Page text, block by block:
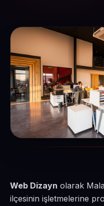
Web Dizayn olarak
ilçesinin işletmelerine